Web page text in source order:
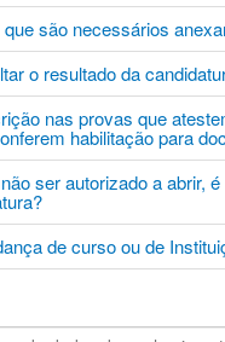
são necessários
o resultado da
nas provas que
habilitação para
ser autorizado a abrir,
de curso ou de